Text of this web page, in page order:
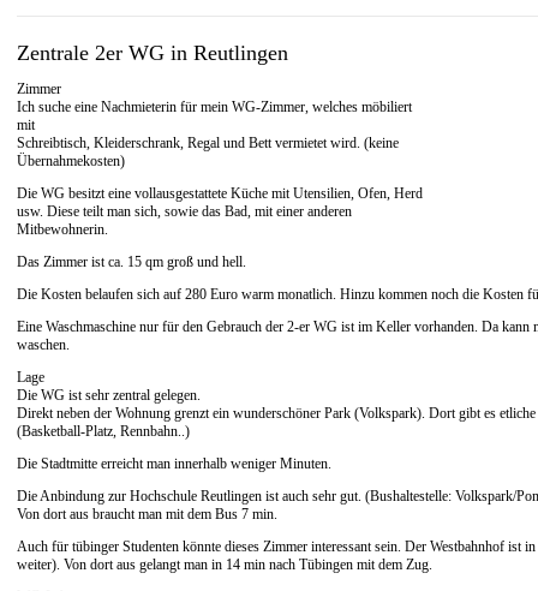
Zentrale 2er WG in Reutlingen
Zimmer
Ich suche eine Nachmieterin für mein WG-Zimmer, welches möbiliert
mit
Schreibtisch, Kleiderschrank, Regal und Bett vermietet wird. (keine
Übernahmekosten)
Die WG besitzt eine vollausgestattete Küche mit Utensilien, Ofen, Herd
usw. Diese teilt man sich, sowie das Bad, mit einer anderen
Mitbewohnerin.
Das Zimmer ist ca. 15 qm groß und hell.
Die Kosten belaufen sich auf 280 Euro warm monatlich. Hinzu kommen noch die Kosten
Eine Waschmaschine nur für den Gebrauch der 2-er WG ist im Keller vorhanden. Da kann
waschen.
Lage
Die WG ist sehr zentral gelegen.
Direkt neben der Wohnung grenzt ein wunderschöner Park (Volkspark). Dort gibt es
(Basketball-Platz, Rennbahn..)
Die Stadtmitte erreicht man innerhalb weniger Minuten.
Die Anbindung zur Hochschule Reutlingen ist auch sehr gut. (Bushaltestelle: Volkspark/
Von dort aus braucht man mit dem Bus 7 min.
Auch für tübinger Studenten könnte dieses Zimmer interessant sein. Der Westbahnhof ist
weiter). Von dort aus gelangt man in 14 min nach Tübingen mit dem Zug.